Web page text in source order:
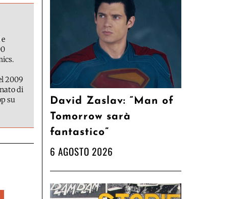
2009
di
su
David Zaslav: “Man of
Tomorrow sarà
fantastico”
6 AGOSTO 2026